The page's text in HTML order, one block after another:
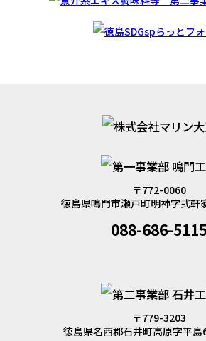
〒772-0060
徳島県鳴門市瀬戸町明神字弐軒
088-686-
〒779-3203
徳島県名西郡石井町高原字平島